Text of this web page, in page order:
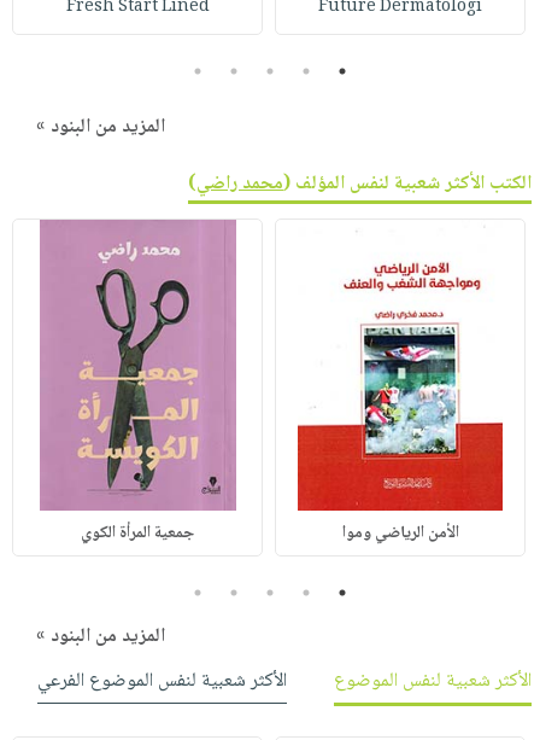
Future Dermatologi
Fresh Start Lined
1
2
3
4
5
المزيد من البنود »
الكتب الأكثر شعبية لنفس المؤلف (محمد راضي)
الأمن الرياضي وموا جمعية المرأة الكوي
1
2
3
4
5
المزيد من البنود »
الأكثر شعبية لنفس الموضوع
الأكثر شعبية لنفس الموضوع الفرعي